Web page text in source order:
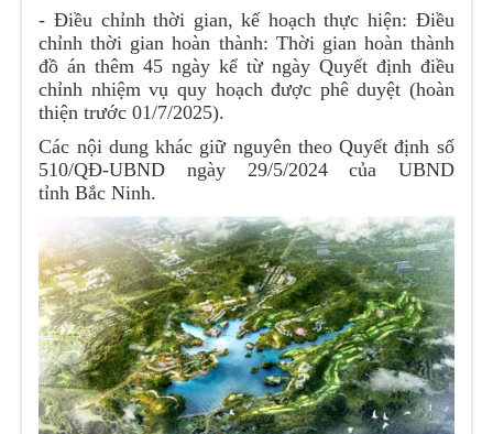
- Điều chỉnh thời gian, kế hoạch thực hiện: Điều
chỉnh thời gian hoàn thành: Thời gian hoàn thành
đồ án thêm 45 ngày kể từ ngày Quyết định điều
chỉnh nhiệm vụ quy hoạch được phê duyệt (hoàn
thiện trước 01/7/2025).
Các nội dung khác giữ nguyên theo Quyết định số
510/QĐ-UBND ngày 29/5/2024 của UBND
tỉnhBắc Ninh.